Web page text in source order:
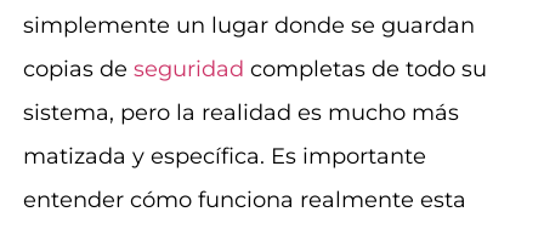
simplemente un lugar donde se guardan
copias de seguridad completas de todo su
sistema, pero la realidad es mucho más
matizada y específica. Es importante
entender cómo funciona realmente esta